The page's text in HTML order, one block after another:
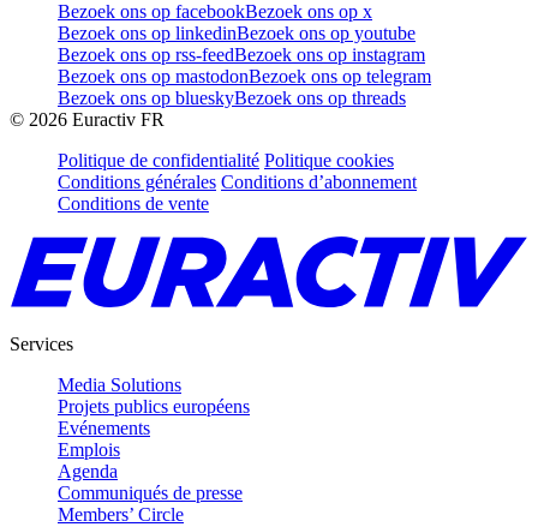
Bezoek ons op facebookBezoek ons op x
Bezoek ons op linkedinBezoek ons op youtube
Bezoek ons op rss-feedBezoek ons op instagram
Bezoek ons op mastodonBezoek ons op telegram
Bezoek ons op blueskyBezoek ons op threads
© 2026 Euractiv FR
Politique de confidentialité Politique cookies
Conditions générales Conditions d’abonnement
Conditions de vente
Services
Media Solutions
Projets publics européens
Evénements
Emplois
Agenda
Communiqués de presse
Members’ Circle